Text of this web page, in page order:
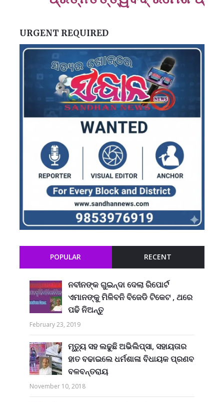
URGENT REQUIRED
POPULAR RECENT
ନବୀନଙ୍କ ଗୁଇନ୍ଦା ଦେଲା ରିପୋର୍ଟ
ଏମାନଙ୍କୁ ମିଳିବନି ବିଜେଡି ଟିକେଟ , ଥରେ
ପଢି ନିଅନ୍ତୁ
February 23, 2019
ମୃତ୍ୟୁ ସହ ଲଢୁଛି ଅଭିଲିପ୍ସା, ସହାୟତାର
ହାତ ବଢାଇଲେ ଧର୍ମଶାଳା ବିଧାୟକ ପ୍ରଣବ
ବଳବନ୍ତରାୟ
November 10, 2018